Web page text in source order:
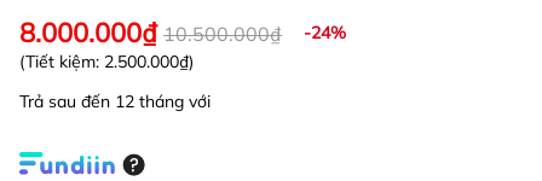
8.000.000₫ 10.500.000₫
-24%
(Tiết kiệm: 2.500.000₫)
Trả sau đến 12 tháng với